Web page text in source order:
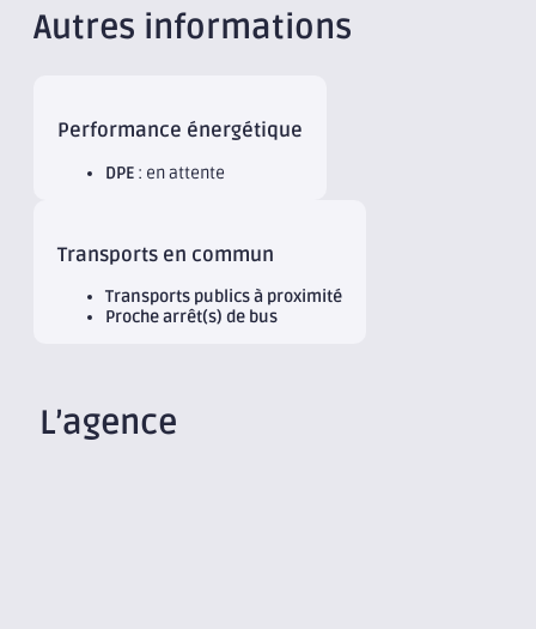
Autres informations
Performance énergétique
DPE : en attente
Transports en commun
Transports publics à proximité
Proche arrêt(s) de bus
L’agence